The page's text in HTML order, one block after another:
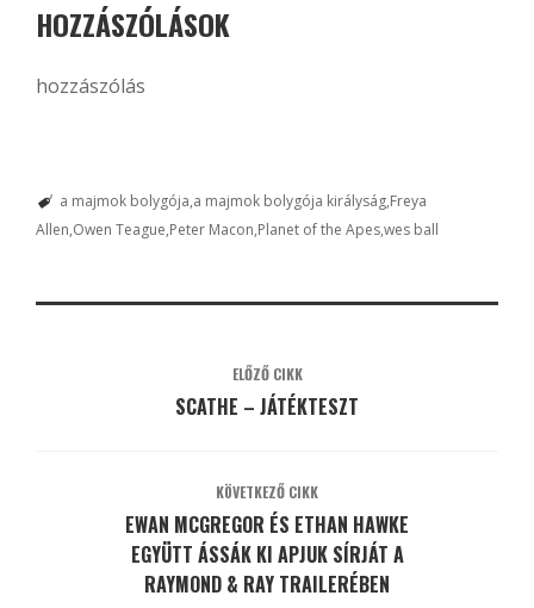
HOZZÁSZÓLÁSOK
hozzászólás
a majmok bolygója a majmok bolygója királyság Freya
Allen Owen Teague Peter Macon Planet of the Apeswes ball
ELŐZŐ CIKK
SCATHE – JÁTÉKTESZT
KÖVETKEZŐ CIKK
EWAN MCGREGOR ÉS ETHAN HAWKE
EGYÜTT ÁSSÁK KI APJUK SÍRJÁT A
RAYMOND & RAY TRAILERÉBEN